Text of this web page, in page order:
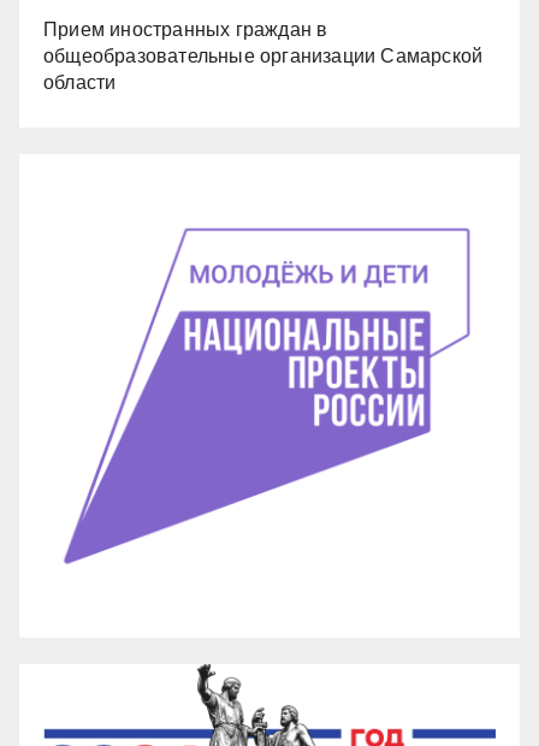
Прием иностранных граждан в
общеобразовательные организации Самарской
области